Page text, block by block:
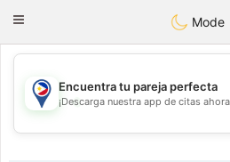
Philippines
Toggle
Mode
💖
💕
Encuentra tu pareja perfecta
¡Descarga nuestra app de citas